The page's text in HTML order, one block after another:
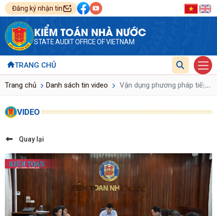
Đăng ký nhận tin
KIỂM TOÁN NHÀ NƯỚC
STATE AUDIT OFFICE OF VIETNAM
TRANG CHỦ
Trang chủ Danh sách tin video Vận dụng phương pháp tiếp...
VIDEO
Quay lại